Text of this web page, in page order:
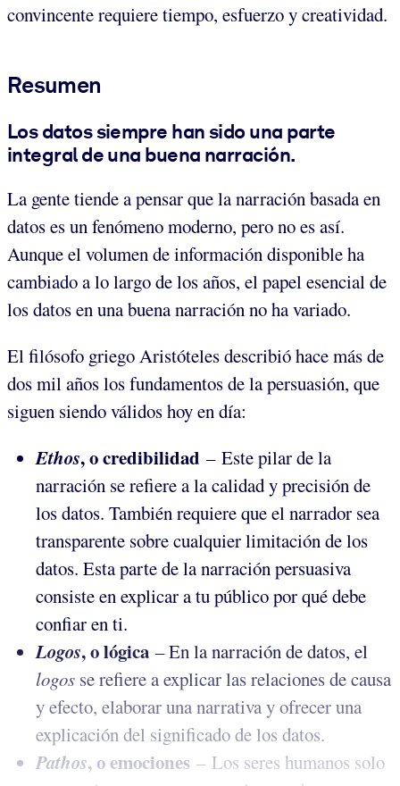
convincente requiere tiempo, esfuerzo y creatividad.
Resumen
Los datos siempre han sido una parte
integral de una buena narración.
La gente tiende a pensar que la narración basada en
datos es un fenómeno moderno, pero no es así.
Aunque el volumen de información disponible ha
cambiado a lo largo de los años, el papel esencial de
los datos en una buena narración no ha variado.
El filósofo griego Aristóteles describió hace más de
dos mil años los fundamentos de la persuasión, que
siguen siendo válidos hoy en día:
Ethos, o credibilidad – Este pilar de la
narración se refiere a la calidad y precisión de
los datos. También requiere que el narrador sea
transparente sobre cualquier limitación de los
datos. Esta parte de la narración persuasiva
consiste en explicar a tu público por qué debe
confiar en ti.
Logos, o lógica – En la narración de datos, el
logos se refiere a explicar las relaciones de causa
y efecto, elaborar una narrativa y ofrecer una
explicación del significado de los datos.
Pathos, o emociones – Los seres humanos solo